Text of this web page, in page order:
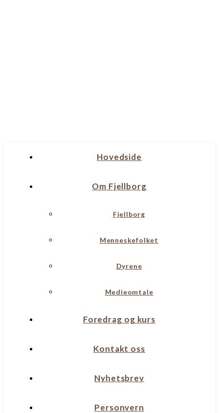
Hovedside
Om Fjellborg
Fjellborg
Menneskefolket
Dyrene
Medieomtale
Foredrag og kurs
Kontakt oss
Nyhetsbrev
Personvern